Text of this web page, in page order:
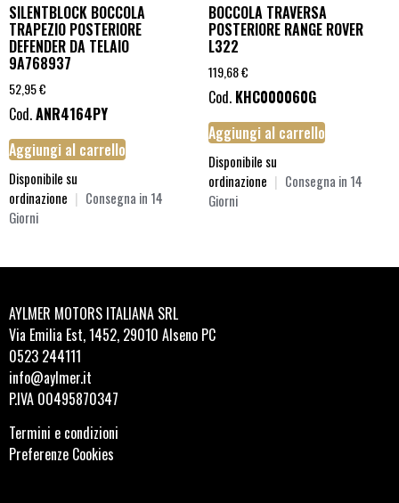
SILENTBLOCK BOCCOLA
TRAPEZIO POSTERIORE
DEFENDER DA TELAIO
9A768937
52,95€
Cod.ANR4164PY
Aggiungi al carrello
Disponibile su
ordinazione | Consegna in 14
Giorni
BOCCOLA TRAVERSA
POSTERIORE RANGE ROVER
L322
119,68€
Cod. KHC000060G
Aggiungi al carrello
Disponibile su
ordinazione | Consegna in 14
Giorni
AYLMER MOTORS ITALIANA SRL
Via Emilia Est, 1452, 29010 Alseno PC
0523 244111
info@aylmer.it
P.IVA 00495870347
Termini e condizioni
Preferenze Cookies